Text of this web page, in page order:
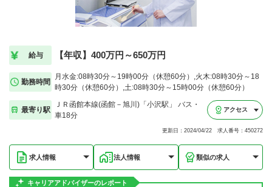
給与 【年収】400万円～650万円
勤務時間
月水金:08時30分～19時00分（休憩60分）,火木:08時30分～18
時30分（休憩60分）,土:08時30分～15時00分（休憩60分）
最寄り駅
ＪＲ函館本線(函館－旭川)「小沢駅」 バス・
車18分
アクセス
更新日：2024/04/22 求人番号：450272
求人情報 法人情報 類似の求人
キャリアアドバイザーのレポート